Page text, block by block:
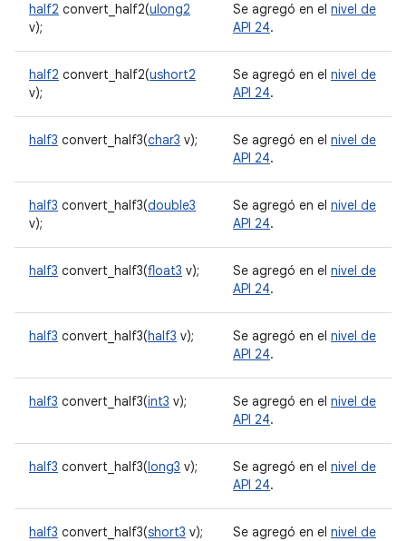
half2 convert_half2(ulong2
v);
Se agregó en el nivel de
API 24.
half2 convert_half2(ushort2
v);
Se agregó en el nivel de
API 24.
half3 convert_half3(char3 v); Se agregó en el nivel de
API 24.
half3 convert_half3(double3
v);
Se agregó en el nivel de
API 24.
half3 convert_half3(float3 v); Se agregó en el nivel de
API 24.
half3 convert_half3(half3 v); Se agregó en el nivel de
API 24.
half3 convert_half3(int3 v); Se agregó en el nivel de
API 24.
half3 convert_half3(long3 v); Se agregó en el nivel de
API 24.
half3 convert_half3(short3 v); Se agregó en el nivel de